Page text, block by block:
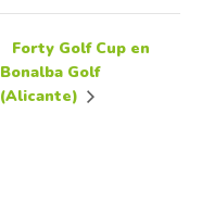
Forty Golf Cup en
Bonalba Golf
(Alicante)